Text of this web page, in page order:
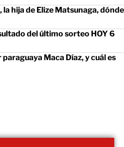
la hija de Elize Matsunaga, dónde
del último sorteo HOY 6
Maca Díaz, y cuál es